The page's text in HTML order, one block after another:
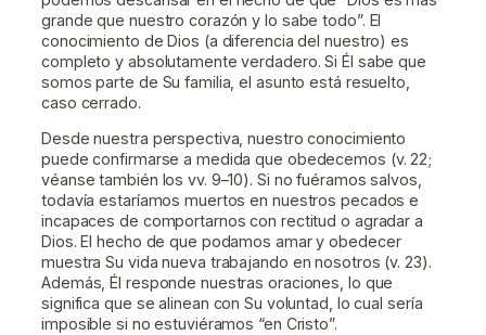
grande que nuestro corazón y lo sabe todo”. El
conocimiento de Dios (a diferencia del nuestro) es
completo y absolutamente verdadero. Si Él sabe que
somos parte de Su familia, el asunto está resuelto,
caso cerrado.
Desde nuestra perspectiva, nuestro conocimiento
puede confirmarse a medida que obedecemos (v. 22;
véanse también los vv. 9–10). Si no fuéramos salvos,
todavía estaríamos muertos en nuestros pecados e
incapaces de comportarnos con rectitud o agradar a
Dios. El hecho de que podamos amar y obedecer
muestra Su vida nueva trabajando en nosotros (v. 23).
Además, Él responde nuestras oraciones, lo que
significa que se alinean con Su voluntad, lo cual sería
imposible si no estuviéramos “en Cristo”.